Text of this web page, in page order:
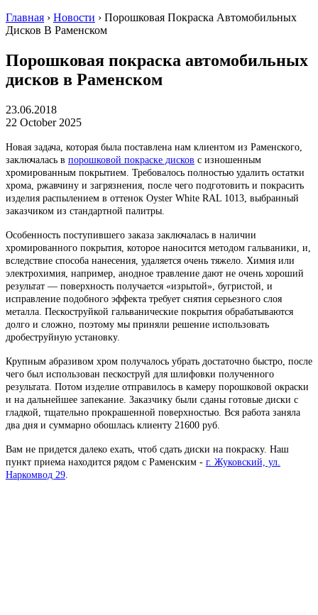
Главная › Новости › Порошковая Покраска Автомобильных
Дисков В Раменском
Порошковая покраска автомобильных
дисков в Раменском
23.06.2018
22 October 2025
Новая задача, которая была поставлена нам клиентом из Раменского,
заключалась в порошковой покраске дисков с изношенным
хромированным покрытием. Требовалось полностью удалить остатки
хрома, ржавчину и загрязнения, после чего подготовить и покрасить
изделия распылением в оттенок Oyster White RAL 1013, выбранный
заказчиком из стандартной палитры.
Особенность поступившего заказа заключалась в наличии
хромированного покрытия, которое наносится методом гальваники, и,
вследствие способа нанесения, удаляется очень тяжело. Химия или
электрохимия, например, анодное травление дают не очень хороший
результат — поверхность получается «изрытой», бугристой, и
исправление подобного эффекта требует снятия серьезного слоя
металла. Пескоструйкой гальванические покрытия обрабатываются
долго и сложно, поэтому мы приняли решение использовать
дробеструйную установку.
Крупным абразивом хром получалось убрать достаточно быстро, после
чего был использован пескоструй для шлифовки полученного
результата. Потом изделие отправилось в камеру порошковой окраски
и на дальнейшее запекание. Заказчику были сданы готовые диски с
гладкой, тщательно прокрашенной поверхностью. Вся работа заняла
два дня и суммарно обошлась клиенту 21600 руб.
Вам не придется далеко ехать, чтоб сдать диски на покраску. Наш
пункт приема находится рядом с Раменским - г. Жуковский, ул.
Наркомвод 29